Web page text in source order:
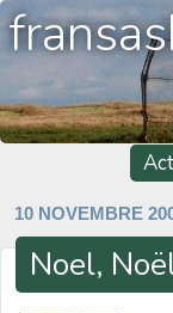
10 NOVEMBRE
Noel,